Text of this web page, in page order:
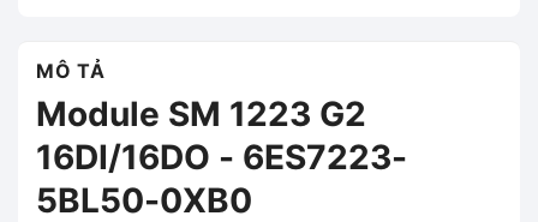
MÔ TẢ
Module SM 1223 G2
16DI/16DO - 6ES7223-
5BL50-0XB0